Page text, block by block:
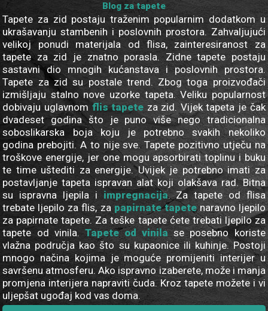
Blog za tapete
Tapete za zid postaju traženim popularnim dodatkom u
ukrašavanju stambenih i poslovnih prostora. Zahvaljujući
velikoj ponudi materijala od flisa, zainteresiranost za
tapete za zid je znatno porasla. Zidne tapete postaju
sastavni dio mnogih kućanstava i poslovnih prostora.
Tapete za zid su postale trend. Zbog toga proizvođači
izmišljaju stalno nove uzorke tapeta. Veliku popularnost
dobivaju uglavnom flis tapeteza zid. Vijek tapeta je čak
dvadeset godina što je puno više nego tradicionalna
soboslikarska boja koju je potrebno svakih nekoliko
godina prebojiti. A to nije sve. Tapete pozitivno utječu na
troškove energije, jer one mogu apsorbirati toplinu i buku
te time uštediti za energije. Uvijek je potrebno imati za
postavljanje tapeta ispravan alat koji olakšava rad. Bitna
su ispravna ljepila i impregnacija. Za tapete od flisa
trebate ljepilo za flis, za papirnate tapetenaravno ljepilo
za papirnate tapete. Za teške tapete ćete trebati ljepilo za
tapete od vinila. Tapete od vinilase posebno koriste
vlažna područja kao što su kupaonice ili kuhinje. Postoji
mnogo načina kojima je moguće promijeniti interijer u
savršenu atmosferu. Ako ispravno izaberete, može i manja
promjena interijera napraviti čuda. Kroz tapete možete i vi
uljepšat ugođaj kod vas doma.